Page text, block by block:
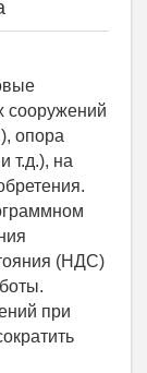
сооружений
опора
т.д.), на
(НДС)
при